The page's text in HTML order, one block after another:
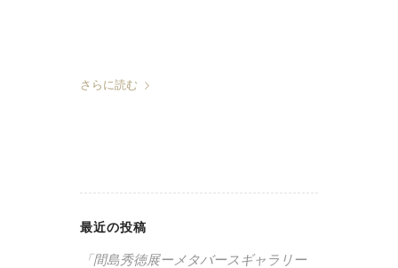
さらに読む
最近の投稿
「間島秀徳展ーメタバースギャラリー